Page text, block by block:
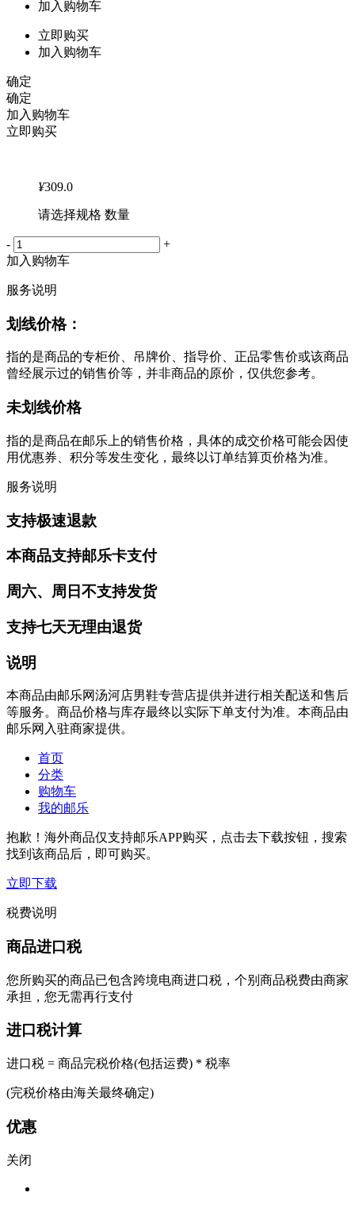
加入购物车
立即购买
加入购物车
确定
确定
加入购物车
立即购买
¥309.0
请选择规格 数量
-
+
加入购物车
服务说明
划线价格：
指的是商品的专柜价、吊牌价、指导价、正品零售价或该商品
曾经展示过的销售价等，并非商品的原价，仅供您参考。
未划线价格
指的是商品在邮乐上的销售价格，具体的成交价格可能会因使
用优惠券、积分等发生变化，最终以订单结算页价格为准。
服务说明
支持极速退款
本商品支持邮乐卡支付
周六、周日不支持发货
支持七天无理由退货
说明
本商品由邮乐网汤河店男鞋专营店提供并进行相关配送和售后
等服务。商品价格与库存最终以实际下单支付为准。本商品由
邮乐网入驻商家提供。
首页
分类
购物车
我的邮乐
抱歉！海外商品仅支持邮乐APP购买，点击去下载按钮，搜索
找到该商品后，即可购买。
立即下载
税费说明
商品进口税
您所购买的商品已包含跨境电商进口税，个别商品税费由商家
承担，您无需再行支付
进口税计算
进口税 = 商品完税价格(包括运费) * 税率
(完税价格由海关最终确定)
优惠
关闭